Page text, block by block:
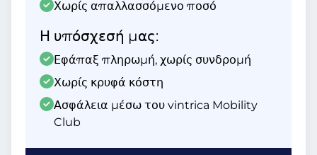
Χωρίς απαλλασσόμενο ποσό
Η υπόσχεσή μας:
Εφάπαξ πληρωμή, χωρίς συνδρομή
Χωρίς κρυφά κόστη
Ασφάλεια μέσω του vintrica Mobility
Club